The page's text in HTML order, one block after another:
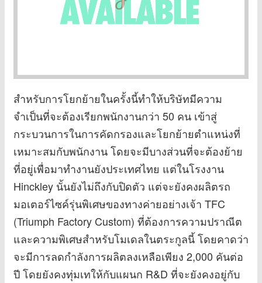
สำหรับการโยกย้ายในครั้งนี้ทำให้บริษัทมีความ
จำเป็นที่จะต้องเรียกพนักงานกว่า 50 คน เข้าสู่
กระบวนการในการคัดกรองและโยกย้ายตำแหน่งที่
เหมาะสมกับพนักงาน โดยจะมีบางส่วนที่จะต้องย้าย
ที่อยู่เพื่อมาทำงานยังประเทศไทย แต่ในโรงงาน
Hinckley นั้นยังไม่ถึงกับปิดตัว แต่จะยังคงผลิตรถ
มอเตอร์ไซค์รุ่นพิเศษของทางค่ายอย่างเจ้า TFC
(Triumph Factory Custom) ที่ต้องการความปราณีต
และความพิเศษสำหรับโมเดลในตระกูลนี้ โดยคาดว่า
จะมีการลดกำลังการผลิตลงเหลือเพียง 2,000 คันต่อ
ปี โดยยังคงทุ่มเทให้กับแผนก R&D ที่จะยังคงอยู่กับ